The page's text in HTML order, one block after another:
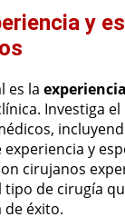
y
es la experiencia
Investiga
y
cirujanos
tipo de cirugía
éxito.